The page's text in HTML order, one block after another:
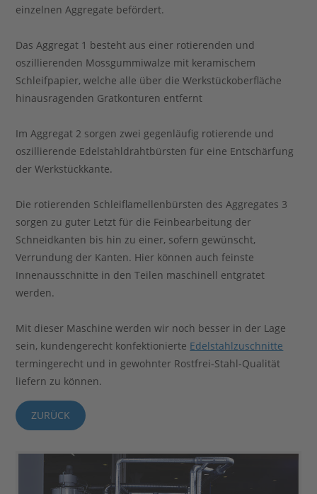
einzelnen Aggregate befördert.
Das Aggregat 1 besteht aus einer rotierenden und
oszillierenden Mossgummiwalze mit keramischem
Schleifpapier, welche alle über die Werkstückoberfläche
hinausragenden Gratkonturen entfernt
Im Aggregat 2 sorgen zwei gegenläufig rotierende und
oszillierende Edelstahldrahtbürsten für eine Entschärfung
der Werkstückkante.
Die rotierenden Schleiflamellenbürsten des Aggregates 3
sorgen zu guter Letzt für die Feinbearbeitung der
Schneidkanten bis hin zu einer, sofern gewünscht,
Verrundung der Kanten. Hier können auch feinste
Innenausschnitte in den Teilen maschinell entgratet
werden.
Mit dieser Maschine werden wir noch besser in der Lage
sein, kundengerecht konfektionierte Edelstahlzuschnitte
termingerecht und in gewohnter Rostfrei-Stahl-Qualität
liefern zu können.
ZURÜCK